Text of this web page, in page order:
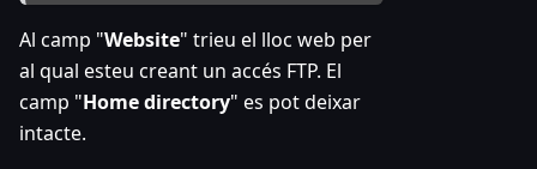
Al camp "Website" trieu el lloc web per
al qual esteu creant un accés FTP. El
camp "Home directory" es pot deixar
intacte.